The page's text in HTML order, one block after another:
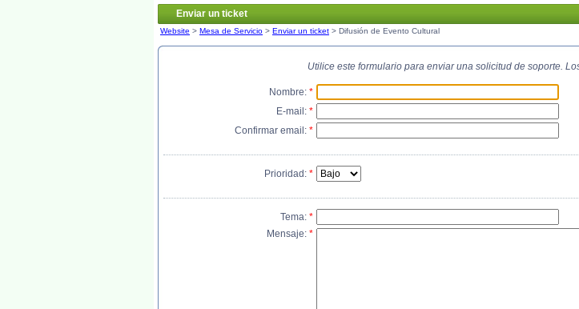
Enviar un ticket
Website > Mesa de Servicio > Enviar un ticket > Difusión de Evento Cultural
Utilice este formulario para enviar una solicitud de soporte.
Nombre: *
E-mail: *
Confirmar email: *
Prioridad: *
Tema: *
Mensaje: *